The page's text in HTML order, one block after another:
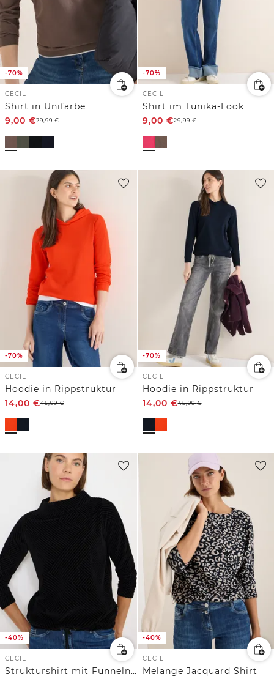
-70%
CECIL
Shirt in Unifarbe
9,00 €29,99€
-70%
CECIL
Shirt im Tunika-Look
9,00 €29,99€
-70%
CECIL
Hoodie in Rippstruktur
14,00 €45,99€
-70%
CECIL
Hoodie in Rippstruktur
14,00 €45,99€
-40%
CECIL
Strukturshirt mit Funnelneck
-40%
CECIL
Melange Jacquard Shirt